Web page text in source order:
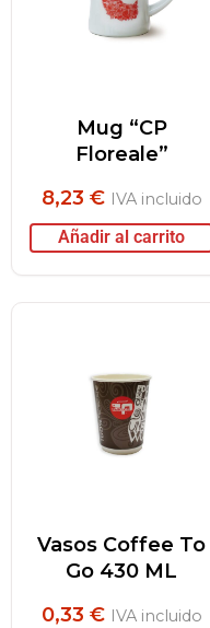
Mug “CP
Floreale”
8,23 € IVA incluido
Añadir al carrito
Vasos Coffee To
Go 430 ML
0,33 € IVA incluido